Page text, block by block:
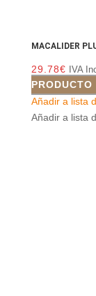
MACALIDER
29.78€ IVA
PRODUCTO
Añadir a lista
Añadir a lista